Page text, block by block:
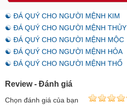
☯ ĐÁ QUÝ CHO NGƯỜI MỆNH KIM
☯ ĐÁ QUÝ CHO NGƯỜI MỆNH THỦY
☯ ĐÁ QUÝ CHO NGƯỜI MỆNH MỘC
☯ ĐÁ QUÝ CHO NGƯỜI MỆNH HỎA
☯ ĐÁ QUÝ CHO NGƯỜI MỆNH THỔ
Review - Đánh giá
Chọn đánh giá của bạn